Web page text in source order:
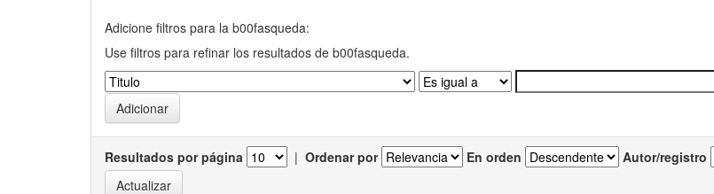
Adicione filtros para la b00fasqueda:
Use filtros para refinar los resultados de b00fasqueda.
Resultados por página | Ordenar por En orden Autor/registro